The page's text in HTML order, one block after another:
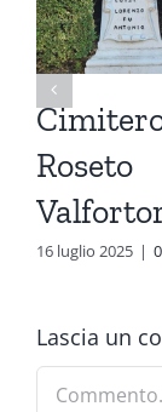
Roseto
16 luglio 2025 |
Lascia un
Commento